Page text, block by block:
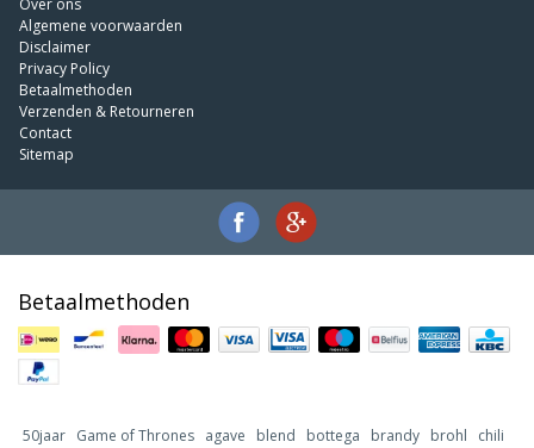
Over ons
Algemene voorwaarden
Disclaimer
Privacy Policy
Betaalmethoden
Verzenden & Retourneren
Contact
Sitemap
Betaalmethoden
50jaar Game of Thrones agave blend bottega brandy brohl
chili